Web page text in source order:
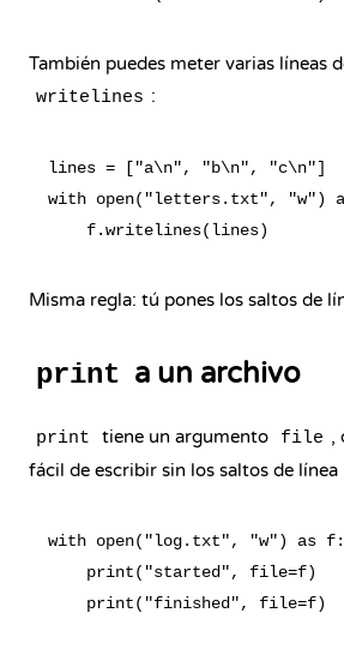
También puedes meter varias líneas
writelines :
lines = ["a\n", "b\n", "c\n"]
with open("letters.txt", "w")
Misma regla: tú pones los saltos de
print a un archivo
print tiene un argumento file ,
fácil de escribir sin los saltos de línea
with open("log.txt", "w") as f:
    print("started", file=f)